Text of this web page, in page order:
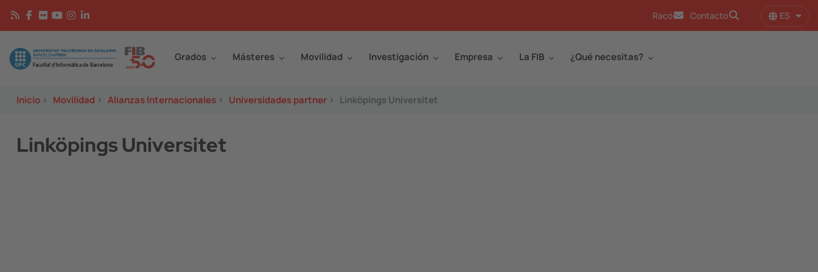
Pasar al contenido principal
Racó Contacto ES
Image Grados Másteres Movilidad Investigación Empresa La FIB ¿Qué necesitas?
Inicio > Movilidad > Alianzas Internacionales > Universidades partner > Linköpings Universitet
Linköpings Universitet